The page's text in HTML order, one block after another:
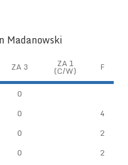
Madanowski
ZA 3 ZA 1
(C/W) F
0
0
4
0
2
0
2